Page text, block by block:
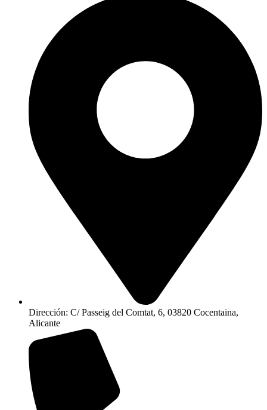
Dirección: C/ Passeig del Comtat, 6, 03820 Cocentaina,
Alicante